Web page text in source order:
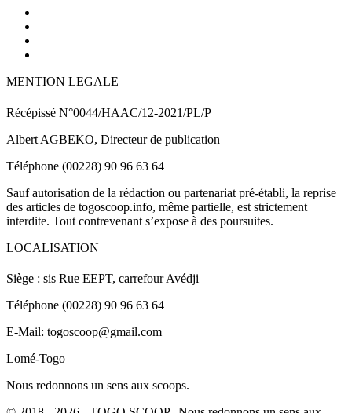
MENTION LEGALE
Récépissé N°0044/HAAC/12-2021/PL/P
Albert AGBEKO, Directeur de publication
Téléphone (00228) 90 96 63 64
Sauf autorisation de la rédaction ou partenariat pré-établi, la reprise
des articles de togoscoop.info, même partielle, est strictement
interdite. Tout contrevenant s’expose à des poursuites.
LOCALISATION
Siège : sis Rue EEPT, carrefour Avédji
Téléphone (00228) 90 96 63 64
E-Mail: togoscoop@gmail.com
Lomé-Togo
Nous redonnons un sens aux scoops.